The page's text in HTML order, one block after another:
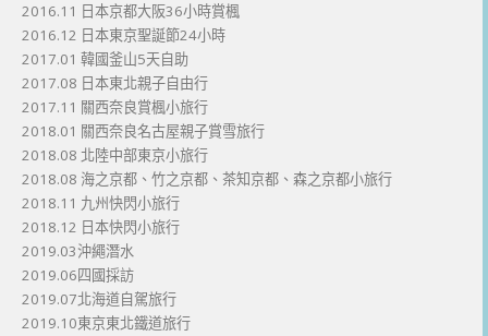
2016.11 日本京都大阪36小時賞楓
2016.12 日本東京聖誕節24小時
2017.01 韓國釜山5天自助
2017.08 日本東北親子自由行
2017.11 關西奈良賞楓小旅行
2018.01 關西奈良名古屋親子賞雪旅行
2018.08 北陸中部東京小旅行
2018.08 海之京都、竹之京都、茶知京都、森之京都小旅行
2018.11 九州快閃小旅行
2018.12 日本快閃小旅行
2019.03沖繩潛水
2019.06四國採訪
2019.07北海道自駕旅行
2019.10東京東北鐵道旅行